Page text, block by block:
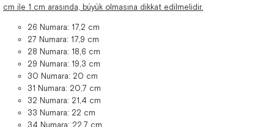
cm ile 1 cm arasında, büyük olmasına dikkat edilmelidir.
26 Numara: 17,2 cm
27 Numara: 17,9 cm
28 Numara: 18,6 cm
29 Numara: 19,3 cm
30 Numara: 20 cm
31 Numara: 20,7 cm
32 Numara: 21,4 cm
33 Numara: 22 cm
34 Numara: 22,7 cm